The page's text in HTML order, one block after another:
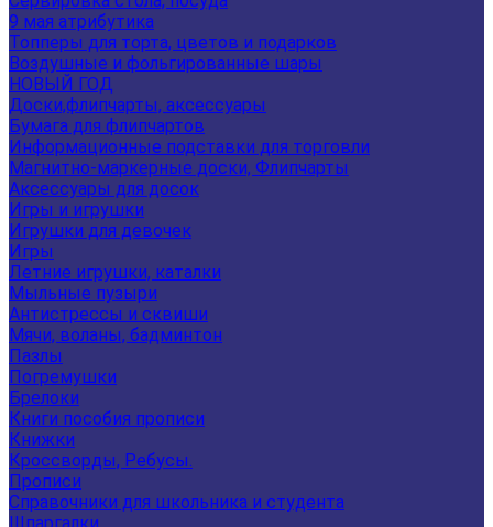
9 мая атрибутика
Топперы для торта, цветов и подарков
Воздушные и фольгированные шары
НОВЫЙ ГОД
Доски,флипчарты, аксессуары
Бумага для флипчартов
Информационные подставки для торговли
Магнитно-маркерные доски, Флипчарты
Аксессуары для досок
Игры и игрушки
Игрушки для девочек
Игры
Летние игрушки, каталки
Мыльные пузыри
Антистрессы и сквиши
Мячи, воланы, бадминтон
Пазлы
Погремушки
Брелоки
Книги пособия прописи
Книжки
Кроссворды, Ребусы.
Прописи
Справочники для школьника и студента